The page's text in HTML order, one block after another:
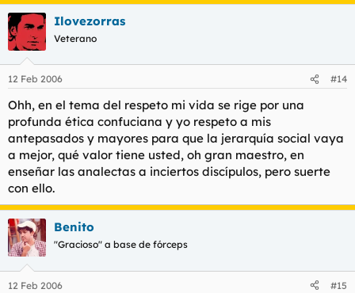
Ilovezorras
Veterano
12 Feb 2006 #14
Ohh, en el tema del respeto mi vida se rige por una
profunda ética confuciana y yo respeto a mis
antepasados y mayores para que la jerarquía social vaya
a mejor, qué valor tiene usted, oh gran maestro, en
enseñar las analectas a inciertos discípulos, pero suerte
con ello.
Benito
"Gracioso" a base de fórceps
12 Feb 2006 #15